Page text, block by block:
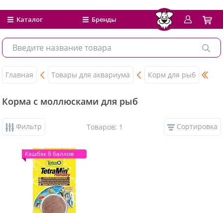
Каталог Бренды
Главная Товары для аквариума Корм для рыб
Корма с моллюсками для рыб
Фильтр Товаров: 1 Сортировка
Кэшбэк 8 баллов